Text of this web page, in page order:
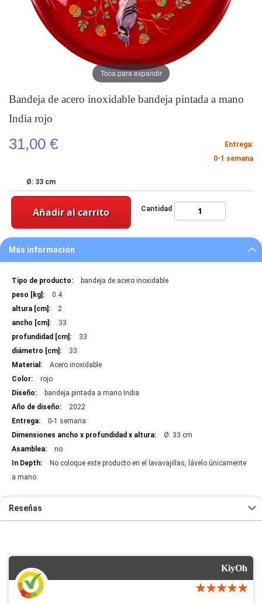
Bandeja de acero inoxidable bandeja pintada a mano
India rojo
31,00 €
Entrega:
0-1 semana
Ø: 33 cm
Cantidad
Añadir al carrito
Toca para expandir
Más información
Más
información
bandeja de acero inoxidable
0.4
2
33
33
33
Acero inoxidable
rojo
bandeja pintada a mano India
2022
0-1 semana
Ø: 33 cm
no
No coloque este producto en el lavavajillas, lávelo únicamente
a mano.
Reseñas
KiyOh